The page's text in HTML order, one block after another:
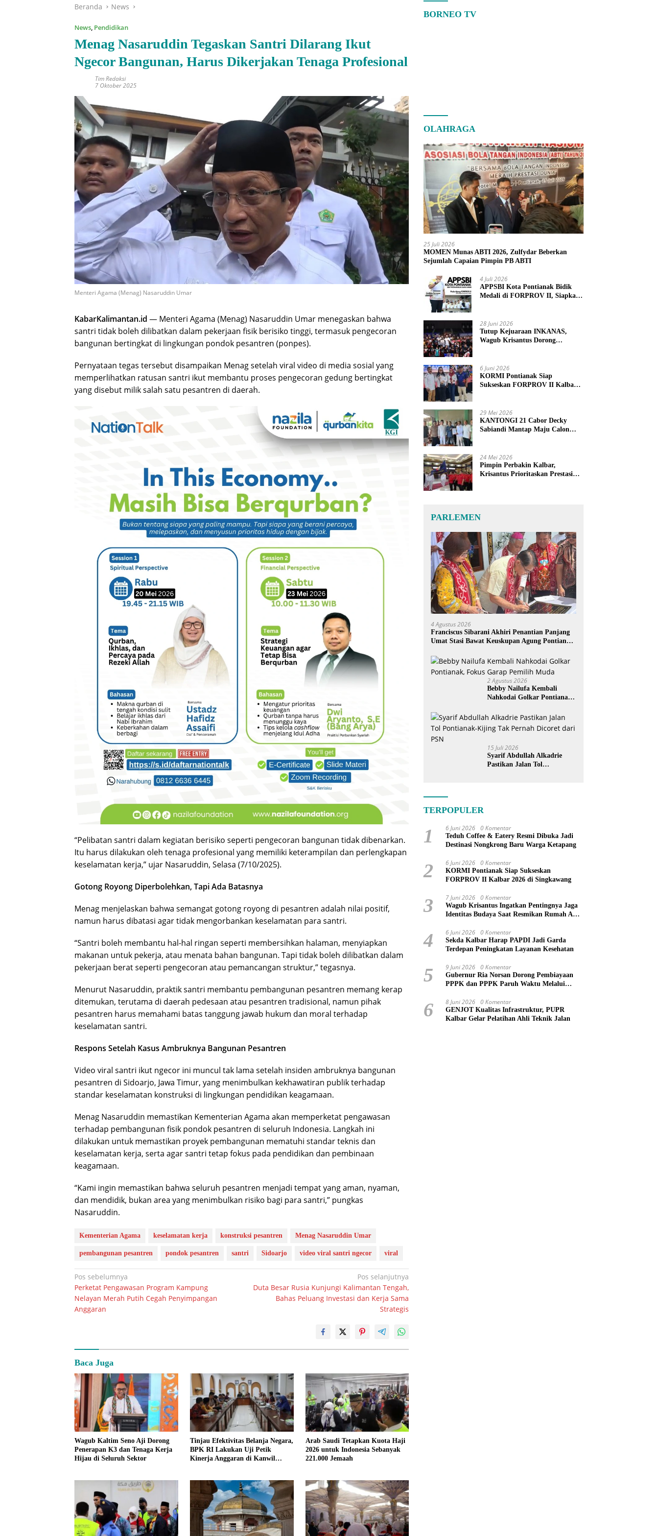
Beranda News
News, Pendidikan
Menag Nasaruddin Tegaskan Santri Dilarang Ikut
Ngecor Bangunan, Harus Dikerjakan Tenaga Profesional
Tim Redaksi
7 Oktober 2025
Menteri Agama (Menag) Nasaruddin Umar
KabarKalimantan.id — Menteri Agama (Menag) Nasaruddin Umar menegaskan bahwa
santri tidak boleh dilibatkan dalam pekerjaan fisik berisiko tinggi, termasuk pengecoran
bangunan bertingkat di lingkungan pondok pesantren (ponpes).
Pernyataan tegas tersebut disampaikan Menag setelah viral video di media sosial yang
memperlihatkan ratusan santri ikut membantu proses pengecoran gedung bertingkat
yang disebut milik salah satu pesantren di daerah.
“Pelibatan santri dalam kegiatan berisiko seperti pengecoran bangunan tidak dibenarkan.
Itu harus dilakukan oleh tenaga profesional yang memiliki keterampilan dan perlengkapan
keselamatan kerja,” ujar Nasaruddin, Selasa (7/10/2025).
Gotong Royong Diperbolehkan, Tapi Ada Batasnya
Menag menjelaskan bahwa semangat gotong royong di pesantren adalah nilai positif,
namun harus dibatasi agar tidak mengorbankan keselamatan para santri.
“Santri boleh membantu hal-hal ringan seperti membersihkan halaman, menyiapkan
makanan untuk pekerja, atau menata bahan bangunan. Tapi tidak boleh dilibatkan dalam
pekerjaan berat seperti pengecoran atau pemancangan struktur,” tegasnya.
Menurut Nasaruddin, praktik santri membantu pembangunan pesantren memang kerap
ditemukan, terutama di daerah pedesaan atau pesantren tradisional, namun pihak
pesantren harus memahami batas tanggung jawab hukum dan moral terhadap
keselamatan santri.
Respons Setelah Kasus Ambruknya Bangunan Pesantren
Video viral santri ikut ngecor ini muncul tak lama setelah insiden ambruknya bangunan
pesantren di Sidoarjo, Jawa Timur, yang menimbulkan kekhawatiran publik terhadap
standar keselamatan konstruksi di lingkungan pendidikan keagamaan.
Menag Nasaruddin memastikan Kementerian Agama akan memperketat pengawasan
terhadap pembangunan fisik pondok pesantren di seluruh Indonesia. Langkah ini
dilakukan untuk memastikan proyek pembangunan mematuhi standar teknis dan
keselamatan kerja, serta agar santri tetap fokus pada pendidikan dan pembinaan
keagamaan.
“Kami ingin memastikan bahwa seluruh pesantren menjadi tempat yang aman, nyaman,
dan mendidik, bukan area yang menimbulkan risiko bagi para santri,” pungkas
Nasaruddin.
Kementerian Agama keselamatan kerja konstruksi pesantren Menag Nasaruddin Umar
pembangunan pesantren pondok pesantren santri Sidoarjo video viral santri ngecor viral
Navigasi
pos
Pos sebelumnya
Perketat Pengawasan Program Kampung
Nelayan Merah Putih Cegah Penyimpangan
Anggaran
Pos selanjutnya
Duta Besar Rusia Kunjungi Kalimantan Tengah,
Bahas Peluang Investasi dan Kerja Sama
Strategis
Baca Juga
Wagub Kaltim Seno Aji Dorong
Penerapan K3 dan Tenaga Kerja
Hijau di Seluruh Sektor
Tinjau Efektivitas Belanja Negara,
BPK RI Lakukan Uji Petik
Kinerja Anggaran di Kanwil
Arab Saudi Tetapkan Kuota Haji
2026 untuk Indonesia Sebanyak
221.000 Jemaah
BORNEO TV
OLAHRAGA
25 Juli 2026
MOMEN Munas ABTI 2026, Zulfydar Beberkan
Sejumlah Capaian Pimpin PB ABTI
4 Juli 2026
APPSBI Kota Pontianak Bidik
Medali di FORPROV II, Siapkan
28 Juni 2026
Tutup Kejuaraan INKANAS,
Wagub Krisantus Dorong
6 Juni 2026
KORMI Pontianak Siap
Sukseskan FORPROV II Kalbar
29 Mei 2026
KANTONGI 21 Cabor Decky
Sabiandi Mantap Maju Calon
24 Mei 2026
Pimpin Perbakin Kalbar,
Krisantus Prioritaskan Prestasi
PARLEMEN
4 Agustus 2026
Franciscus Sibarani Akhiri Penantian Panjang
Umat Stasi Bawat Keuskupan Agung Pontianak,
2 Agustus 2026
Bebby Nailufa Kembali
Nahkodai Golkar Pontianak,
15 Juli 2026
Syarif Abdullah Alkadrie
Pastikan Jalan Tol
TERPOPULER
1 6 Juni 2026 0 Komentar
Teduh Coffee & Eatery Resmi Dibuka Jadi
Destinasi Nongkrong Baru Warga Ketapang
2 6 Juni 2026 0 Komentar
KORMI Pontianak Siap Sukseskan
FORPROV II Kalbar 2026 di Singkawang
3 7 Juni 2026 0 Komentar
Wagub Krisantus Ingatkan Pentingnya Jaga
Identitas Budaya Saat Resmikan Rumah Adat
4 6 Juni 2026 0 Komentar
Sekda Kalbar Harap PAPDI Jadi Garda
Terdepan Peningkatan Layanan Kesehatan
5 9 Juni 2026 0 Komentar
Gubernur Ria Norsan Dorong Pembiayaan
PPPK dan PPPK Paruh Waktu Melalui
6 8 Juni 2026 0 Komentar
GENJOT Kualitas Infrastruktur, PUPR
Kalbar Gelar Pelatihan Ahli Teknik Jalan